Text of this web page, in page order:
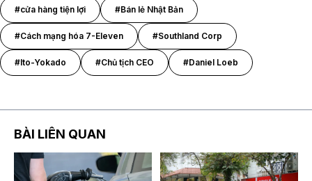
#cửa hàng tiện lợi #Bán lẻ Nhật Bản
#Cách mạng hóa 7-Eleven #Southland Corp
#Ito-Yokado #Chủ tịch CEO #Daniel Loeb
BÀI LIÊN QUAN